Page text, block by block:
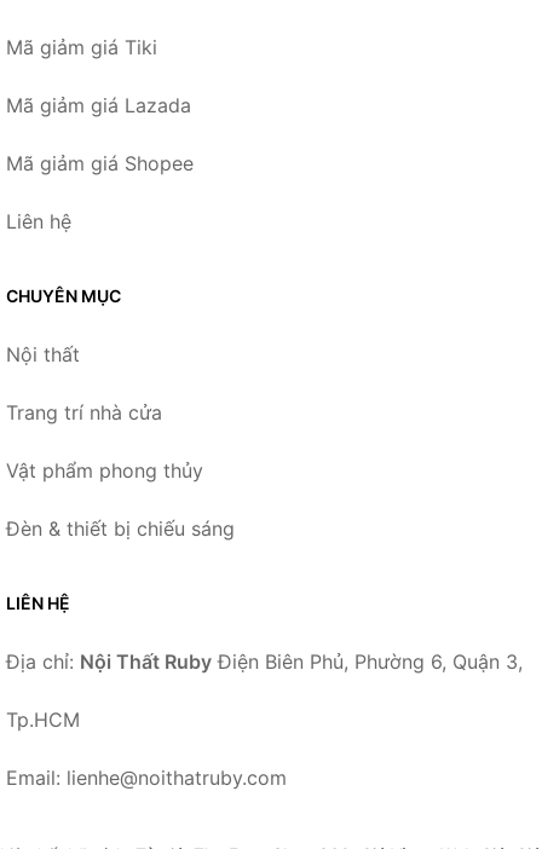
Mã giảm giá Tiki
Mã giảm giá Lazada
Mã giảm giá Shopee
Liên hệ
CHUYÊN MỤC
Nội thất
Trang trí nhà cửa
Vật phẩm phong thủy
Đèn & thiết bị chiếu sáng
LIÊN HỆ
Địa chỉ: Nội Thất Ruby Điện Biên Phủ, Phường 6, Quận 3,
Tp.HCM
Email: lienhe@noithatruby.com